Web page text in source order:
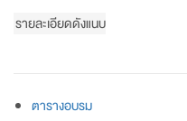
รายละเอียดดังแนบ
ตารางอบรม